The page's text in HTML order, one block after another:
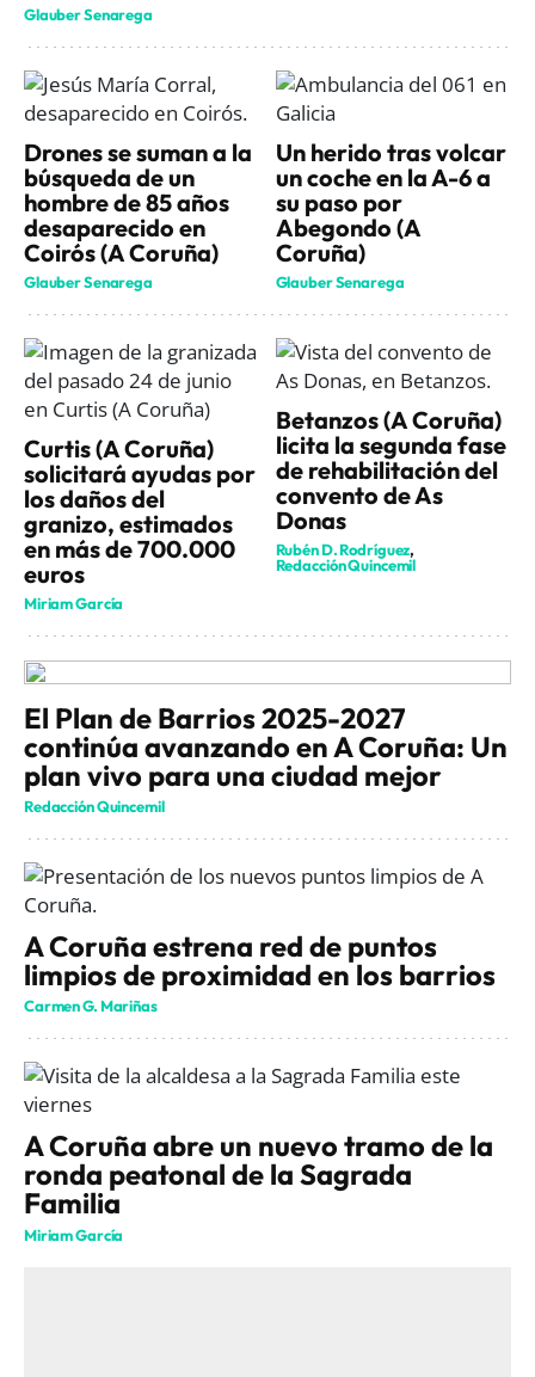
Glauber Senarega
Drones se suman a la
búsqueda de un
hombre de 85 años
desaparecido en
Coirós (A Coruña)
Glauber Senarega
Un herido tras volcar
un coche en la A-6 a
su paso por
Abegondo (A
Coruña)
Glauber Senarega
Curtis (A Coruña)
solicitará ayudas por
los daños del
granizo, estimados
en más de 700.000
euros
Miriam García
Betanzos (A Coruña)
licita la segunda fase
de rehabilitación del
convento de As
Donas
Rubén D. Rodríguez
Redacción Quincemil
El Plan de Barrios 2025-2027
continúa avanzando en A Coruña: Un
plan vivo para una ciudad mejor
Redacción Quincemil
A Coruña estrena red de puntos
limpios de proximidad en los barrios
Carmen G. Mariñas
A Coruña abre un nuevo tramo de la
ronda peatonal de la Sagrada
Familia
Miriam García